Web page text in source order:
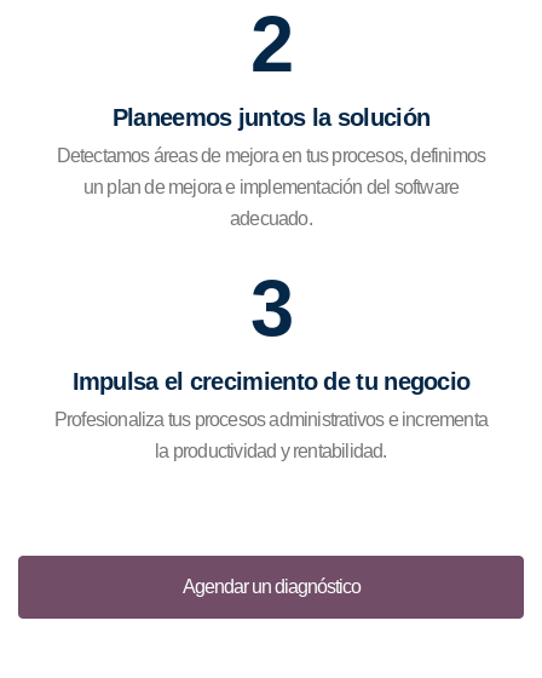
2
Planeemos juntos la solución
Detectamos áreas de mejora en tus procesos, definimos
un plan de mejora e implementación del software
adecuado.
3
Impulsa el crecimiento de tu negocio
Profesionaliza tus procesos administrativos e incrementa
la productividad y rentabilidad.
Agendar un diagnóstico